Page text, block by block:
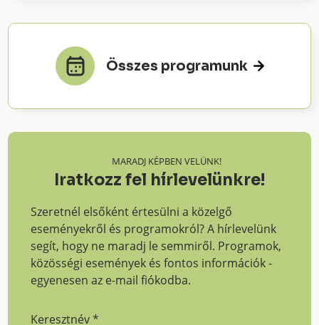
Összes programunk
MARADJ KÉPBEN VELÜNK!
Iratkozz fel hírlevelünkre!
Szeretnél elsőként értesülni a közelgő
eseményekről és programokról? A hírlevelünk
segít, hogy ne maradj le semmiről. Programok,
közösségi események és fontos információk -
egyenesen az e-mail fiókodba.
Keresztnév*